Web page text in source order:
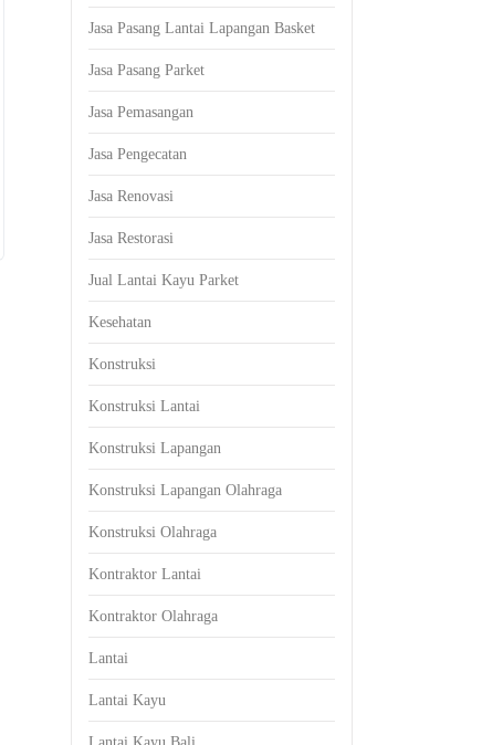
Jasa Pasang Lantai Lapangan Basket
Jasa Pasang Parket
Jasa Pemasangan
Jasa Pengecatan
Jasa Renovasi
Jasa Restorasi
Jual Lantai Kayu Parket
Kesehatan
Konstruksi
Konstruksi Lantai
Konstruksi Lapangan
Konstruksi Lapangan Olahraga
Konstruksi Olahraga
Kontraktor Lantai
Kontraktor Olahraga
Lantai
Lantai Kayu